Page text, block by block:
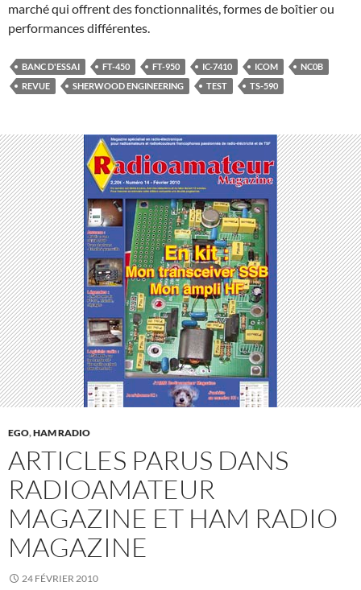
marché qui offrent des fonctionnalités, formes de boîtier ou
performances différentes.
BANC D'ESSAI FT-450 FT-950 IC-7410 ICOM
NC0B
REVUE
SHERWOOD ENGINEERING TEST TS-590
EGO,HAM RADIO
ARTICLES PARUS DANS
RADIOAMATEUR
MAGAZINE ET HAM RADIO
MAGAZINE
24 FÉVRIER 2010